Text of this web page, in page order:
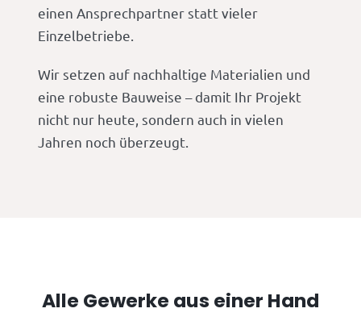
einen Ansprechpartner statt vieler
Einzelbetriebe.
Wir setzen auf nachhaltige Materialien und
eine robuste Bauweise – damit Ihr Projekt
nicht nur heute, sondern auch in vielen
Jahren noch überzeugt.
Alle Gewerke aus einer Hand